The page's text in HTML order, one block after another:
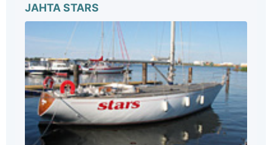
JAHTA STARS